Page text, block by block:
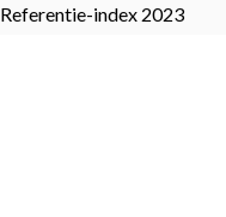
Referentie-index 2023